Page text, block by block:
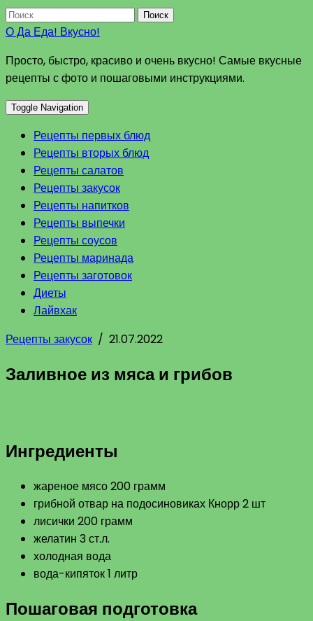
Поиск
О Да Еда! Вкусно!
Просто, быстро, красиво и очень вкусно! Самые вкусные
рецепты с фото и пошаговыми инструкциями.
Toggle Navigation
Рецепты первых блюд
Рецепты вторых блюд
Рецепты салатов
Рецепты закусок
Рецепты напитков
Рецепты выпечки
Рецепты соусов
Рецепты маринада
Рецепты заготовок
Диеты
Лайвхак
Рецепты закусок / 21.07.2022
Заливное из мяса и грибов
Ингредиенты
жареное мясо 200 грамм
грибной отвар на подосиновиках Кнорр 2 шт
лисички 200 грамм
желатин 3 ст.л.
холодная вода
вода-кипяток 1 литр
Пошаговая подготовка